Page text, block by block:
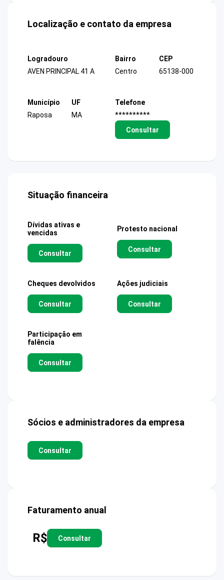
Localização e contato da empresa
Logradouro
AVEN PRINCIPAL 41 A
Bairro
Centro
CEP
65138-000
Município
Raposa
UF
MA
Telefone
**********
Consultar
Situação financeira
Dívidas ativas e
vencidas
Consultar
Protesto nacional
Consultar
Cheques devolvidos
Consultar
Ações judiciais
Consultar
Participação em
falência
Consultar
Sócios e administradores da empresa
Consultar
Faturamento anual
R$ Consultar